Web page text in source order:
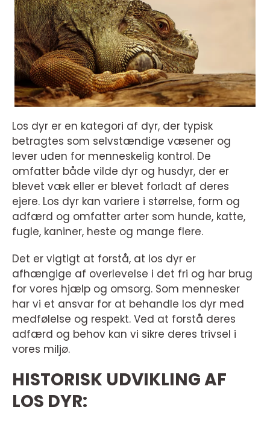
Los dyr er en kategori af dyr, der typisk
betragtes som selvstændige væsener og
lever uden for menneskelig kontrol. De
omfatter både vilde dyr og husdyr, der er
blevet væk eller er blevet forladt af deres
ejere. Los dyr kan variere i størrelse, form og
adfærd og omfatter arter som hunde, katte,
fugle, kaniner, heste og mange flere.
Det er vigtigt at forstå, at los dyr er
afhængige af overlevelse i det fri og har brug
for vores hjælp og omsorg. Som mennesker
har vi et ansvar for at behandle los dyr med
medfølelse og respekt. Ved at forstå deres
adfærd og behov kan vi sikre deres trivsel i
vores miljø.
HISTORISK UDVIKLING AF
LOS DYR: